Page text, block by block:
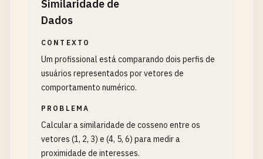
Similaridade de
Dados
CONTEXTO
Um profissional está comparando dois perfis de
usuários representados por vetores de
comportamento numérico.
PROBLEMA
Calcular a similaridade de cosseno entre os
vetores (1, 2, 3) e (4, 5, 6) para medir a
proximidade de interesses.